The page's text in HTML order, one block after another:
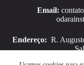
Email:
Endereço: R.